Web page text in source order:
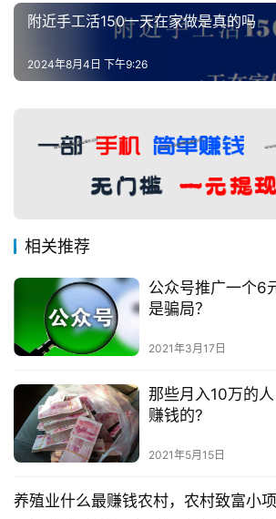
附近手工活150一天在家做是真的吗
2024年8月4日 下午9:26
相关推荐
公众号推广一个6
是骗局？
2021年3月17日
那些月入10万的
赚钱的?
2021年5月15日
养殖业什么最赚钱农村，农村致富小